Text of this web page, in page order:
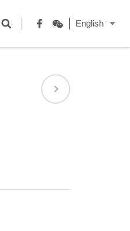
Facebook
WeChat
English